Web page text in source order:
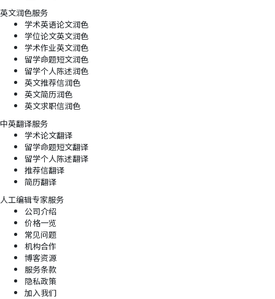
英文润色服务
学术英语论文润色
学位论文英文润色
学术作业英文润色
留学命题短文润色
留学个人陈述润色
英文推荐信润色
英文简历润色
英文求职信润色
中英翻译服务
学术论文翻译
留学命题短文翻译
留学个人陈述翻译
推荐信翻译
简历翻译
人工编辑专家服务
公司介绍
价格一览
常见问题
机构合作
博客资源
服务条款
隐私政策
加入我们